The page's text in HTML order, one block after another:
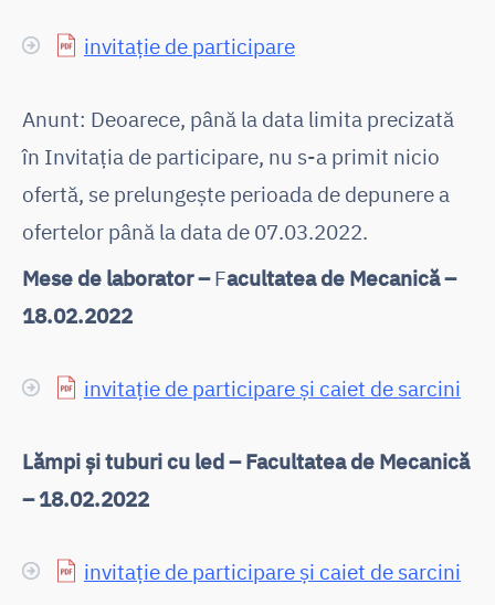
invitație de participare
Anunt: Deoarece, până la data limita precizată
în Invitația de participare, nu s-a primit nicio
ofertă, se prelungește perioada de depunere a
ofertelor până la data de 07.03.2022.
Mese de laborator –Facultatea de Mecanică –
18.02.2022
invitație de participare și caiet de sarcini
Lămpi și tuburi cu led – Facultatea de Mecanică
– 18.02.2022
invitație de participare și caiet de sarcini